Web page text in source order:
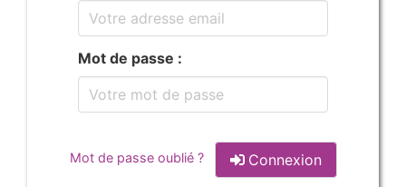
Mot de passe :
Mot de passe oublié ? Connexion